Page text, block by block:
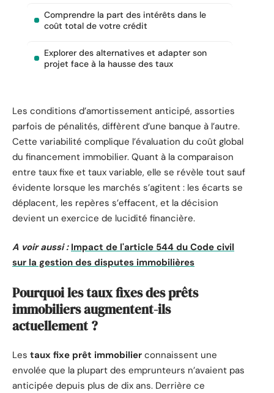
Comprendre la part des intérêts dans le
coût total de votre crédit
Explorer des alternatives et adapter son
projet face à la hausse des taux
Les conditions d’amortissement anticipé, assorties
parfois de pénalités, diffèrent d’une banque à l’autre.
Cette variabilité complique l’évaluation du coût global
du financement immobilier. Quant à la comparaison
entre taux fixe et taux variable, elle se révèle tout sauf
évidente lorsque les marchés s’agitent : les écarts se
déplacent, les repères s’effacent, et la décision
devient un exercice de lucidité financière.
A voir aussi : Impact de l'article 544 du Code civil
sur la gestion des disputes immobilières
Pourquoi les taux fixes des prêts
immobiliers augmentent-ils
actuellement ?
Les taux fixe prêt immobilier connaissent une
envolée que la plupart des emprunteurs n’avaient pas
anticipée depuis plus de dix ans. Derrière ce